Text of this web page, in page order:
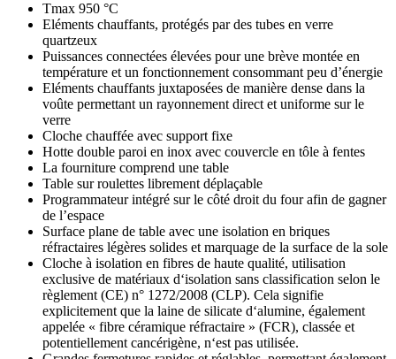
Tmax 950 °C
Eléments chauffants, protégés par des tubes en verre
quartzeux
Puissances connectées élevées pour une brève montée en
température et un fonctionnement consommant peu d’énergie
Eléments chauffants juxtaposées de manière dense dans la
voûte permettant un rayonnement direct et uniforme sur le
verre
Cloche chauffée avec support fixe
Hotte double paroi en inox avec couvercle en tôle à fentes
La fourniture comprend une table
Table sur roulettes librement déplaçable
Programmateur intégré sur le côté droit du four afin de gagner
de l’espace
Surface plane de table avec une isolation en briques
réfractaires légères solides et marquage de la surface de la sole
Cloche à isolation en fibres de haute qualité, utilisation
exclusive de matériaux d‘isolation sans classification selon le
règlement (CE) n° 1272/2008 (CLP). Cela signifie
explicitement que la laine de silicate d‘alumine, également
appelée « fibre céramique réfractaire » (FCR), classée et
potentiellement cancérigène, n‘est pas utilisée.